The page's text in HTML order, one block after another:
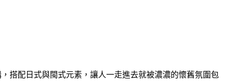
搭配日式與閩式元素，讓人一走進去就被濃濃的懷舊氛圍包